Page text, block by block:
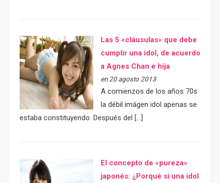
Las 5 «cláusulas» que debe
cumplir una idol, de acuerdo
a Agnes Chan e hija
en 20 agosto 2013
A comienzos de los años 70s
la débil imágen idol apenas se
estaba constituyendo. Después del […]
El concepto de «pureza»
japonés: ¿Porqué si una idol